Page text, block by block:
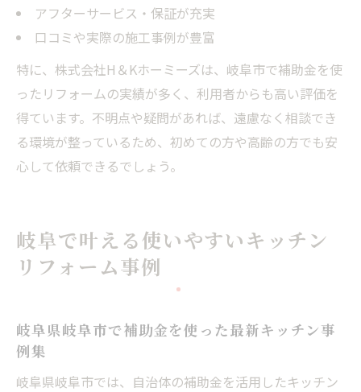
アフターサービス・保証が充実
口コミや実際の施工事例が豊富
特に、株式会社H＆Kホーミーズは、岐阜市で補助金を使
ったリフォームの実績が多く、利用者からも高い評価を
得ています。不明点や疑問があれば、遠慮なく相談でき
る環境が整っているため、初めての方や高齢の方でも安
心して依頼できるでしょう。
岐阜で叶える使いやすいキッチン
リフォーム事例
岐阜県岐阜市で補助金を使った最新キッチン事
例集
岐阜県岐阜市では、自治体の補助金を活用したキッチン